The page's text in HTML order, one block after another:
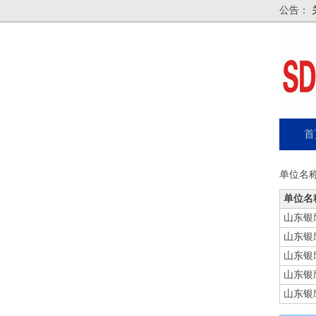
公告：
单位名
单位名
山东银
山东银
山东银
山东银
山东银